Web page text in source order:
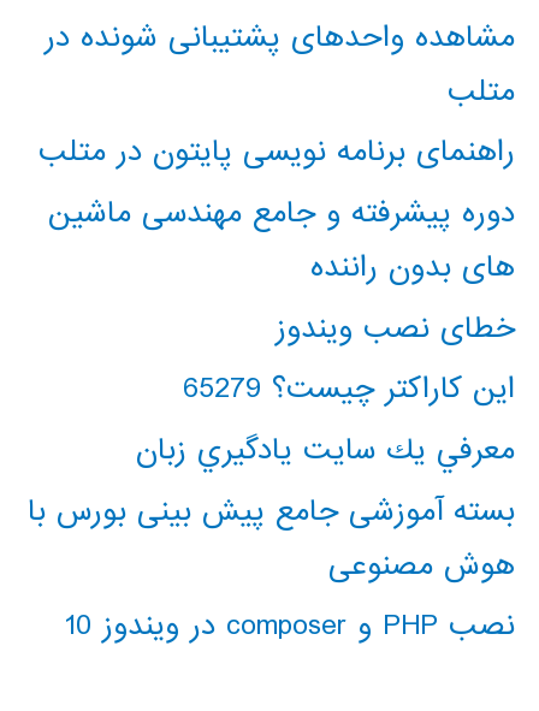
مشاهده واحدهای پشتیبانی شونده در
متلب
راهنمای برنامه نویسی پایتون در متلب
دوره پیشرفته و جامع مهندسی ماشین
های بدون راننده
خطای نصب ویندوز
این کاراکتر چیست؟ 65279
معرفي يك سايت يادگيري زبان
بسته آموزشی جامع پیش بینی بورس با
هوش مصنوعی
نصب PHP و composer در ویندوز 10